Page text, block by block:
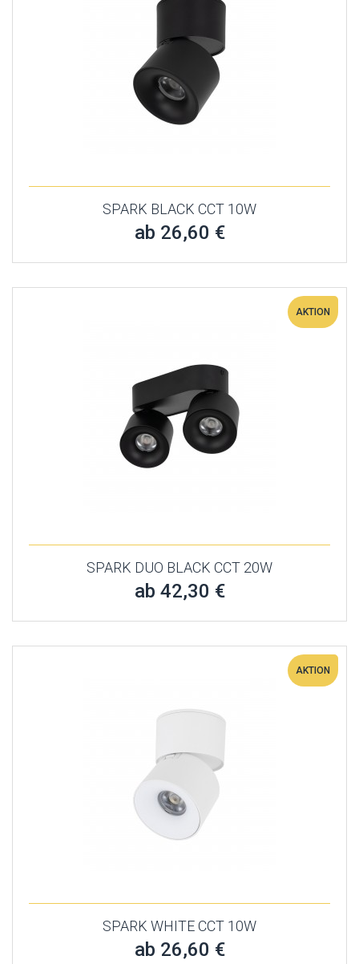
SPARK BLACK CCT 10W
ab 26,60 €
AKTION
SPARK DUO BLACK CCT 20W
ab 42,30 €
AKTION
SPARK WHITE CCT 10W
ab 26,60 €